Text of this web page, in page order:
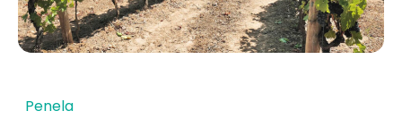
Penela